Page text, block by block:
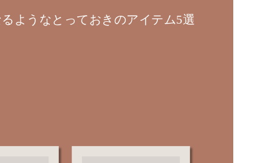
ようなとっておきのアイテム5選